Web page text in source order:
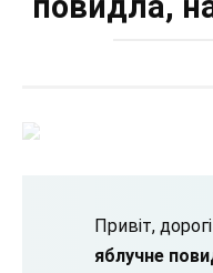
Привіт,
яблучне